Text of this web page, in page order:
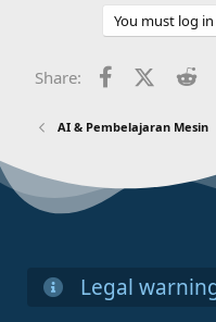
You must log
Share: Facebook
X
AI & Pembelajaran Mesin
Legal